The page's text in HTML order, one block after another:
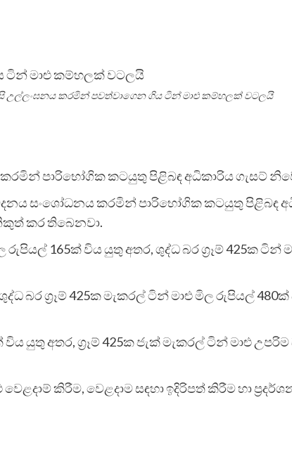
උල්ලංඝනය කරමින් පවත්වාගෙන ගිය ටින් මාළු කම්හලක් වටලයි
පාරිභෝගික කටයුතු පිළිබඳ අධිකාරිය ගැසට්
සංශෝධනය කරමින් පාරිභෝගික කටයුතු පිළිබඳ
කර තිබෙනවා.
රුපියල් 165ක් විය යුතු අතර, ශුද්ධ බර ග්‍රෑම් 425ක
බර ග්‍රෑම් 425ක මැකරල් ටින් මාළු මිල රුපියල්
විය යුතු අතර, ග්‍රෑම් 425ක ජැක් මැකරල් ටින් මාළු
කිරීම, වෙළදාම සඳහා ඉදිරිපත් කිරීම හා